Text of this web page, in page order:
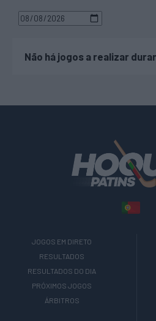
Não há jogos a realizar
JOGOS EM DIRETO
RESULTADOS
RESULTADOS DO DIA
PRÓXIMOS JOGOS
ÁRBITROS